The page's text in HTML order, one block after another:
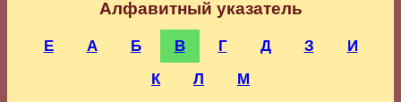
Алфавитный указатель
E А Б В Г Д З
И
К
Л
М